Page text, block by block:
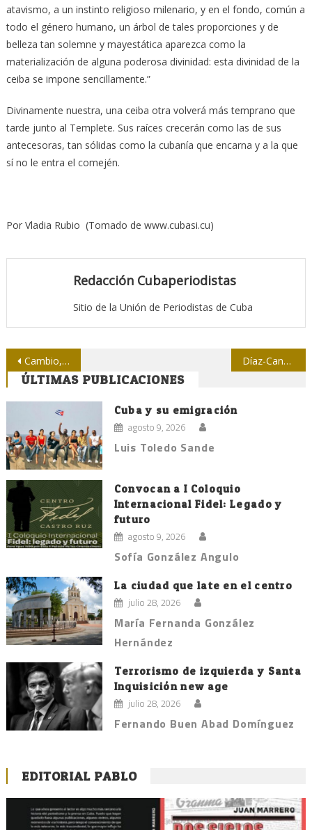
atavismo, a un instinto religioso milenario, y en el fondo, común a
todo el género humano, un árbol de tales proporciones y de
belleza tan solemne y mayestática aparezca como la
materialización de alguna poderosa divinidad: esta divinidad de la
ceiba se impone sencillamente.”
Divinamente nuestra, una ceiba otra volverá más temprano que
tarde junto al Templete. Sus raíces crecerán como las de sus
antecesoras, tan sólidas como la cubanía que encarna y a la que
sí no le entra el comején.
Por Vladia Rubio (Tomado de www.cubasi.cu)
Redacción Cubaperiodistas
Sitio de la Unión de Periodistas de Cuba
Navegación
de
entradas
Cambio, palabra común durante encuentro de jóvenes periodistas en Matanzas Díaz-Canel en Villa Clara: “El periodismo se tiene que parecer al pueblo”
ÚLTIMAS PUBLICACIONES
Cuba y su emigración
agosto 9, 2026
Luis Toledo Sande
Convocan a I Coloquio
Internacional Fidel: Legado y
futuro
agosto 9, 2026
Sofía González Angulo
La ciudad que late en el centro
julio 28, 2026
María Fernanda González
Hernández
Terrorismo de izquierda y Santa
Inquisición new age
julio 28, 2026
Fernando Buen Abad Domínguez
EDITORIAL PABLO